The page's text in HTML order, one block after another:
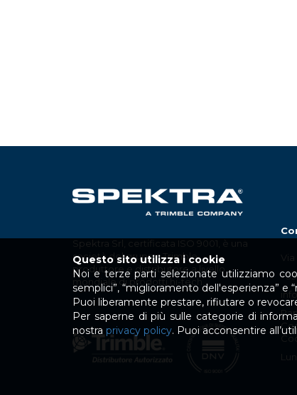
Spektra Srl, certificata ISO 9001, è una
società del gruppo Trimble,
produttore e distributore a livello
mondiale di prodotti hi-tech.
Questo sito utilizza i cookie
Noi e terze parti selezionate utilizziamo
semplici”, “miglioramento dell'esperienza” e
Puoi liberamente prestare, rifiutare o
Per saperne di più sulle categorie di
nostra privacy policy. Puoi acconsentire